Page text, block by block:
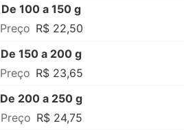
De 100 a 150 g
R$ 22,50
De 150 a 200 g
R$ 23,65
De 200 a 250 g
R$ 24,75